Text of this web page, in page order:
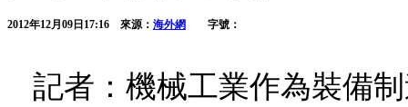
2012年12月09日17:16 來源： 海外網 字號：
記者：機械工業作為裝備